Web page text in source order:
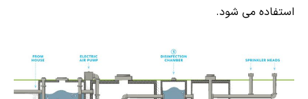
استفاده می شود.